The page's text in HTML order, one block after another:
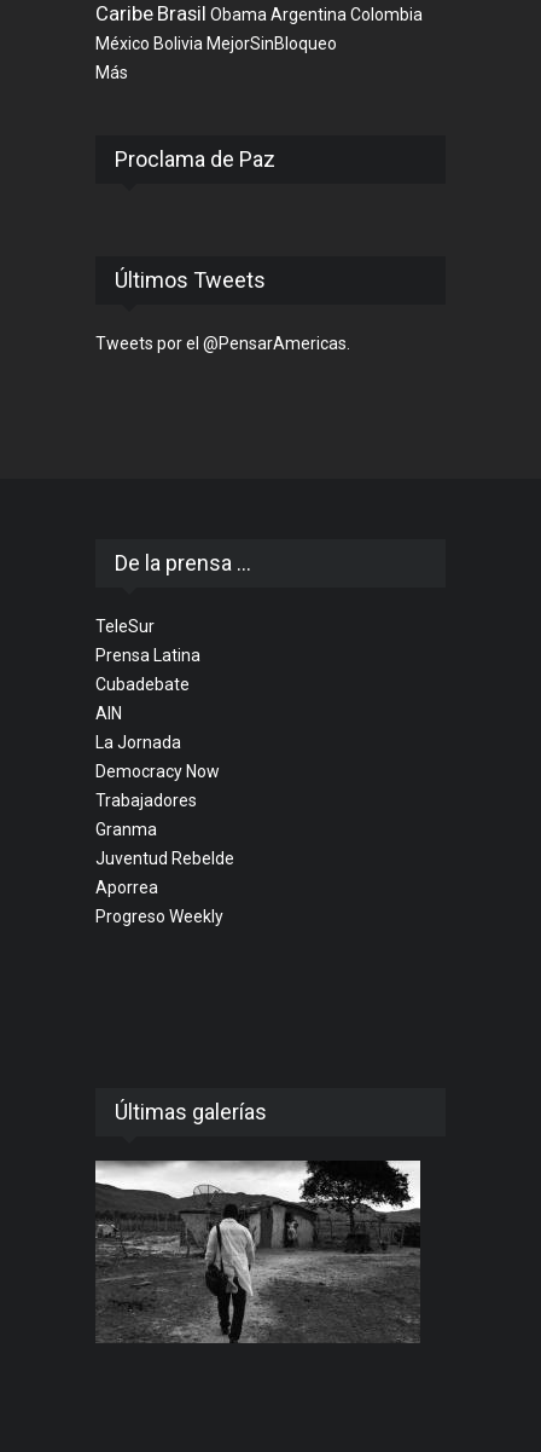
Caribe Brasil ObamaArgentinaColombia
México Bolivia MejorSinBloqueo
Más
Proclama de Paz
Últimos Tweets
Tweets por el @PensarAmericas.
De la prensa ...
TeleSur
Prensa Latina
Cubadebate
AIN
La Jornada
Democracy Now
Trabajadores
Granma
Juventud Rebelde
Aporrea
Progreso Weekly
Últimas galerías